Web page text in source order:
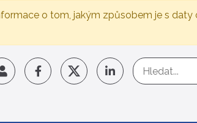
o tom, jakým způsobem je s daty